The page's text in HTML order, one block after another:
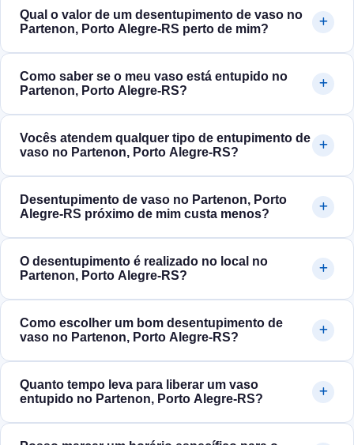
Qual o valor de um desentupimento de vaso no
Partenon, Porto Alegre‑RS perto de mim?
Como saber se o meu vaso está entupido no
Partenon, Porto Alegre‑RS?
Vocês atendem qualquer tipo de entupimento de
vaso no Partenon, Porto Alegre‑RS?
Desentupimento de vaso no Partenon, Porto
Alegre‑RS próximo de mim custa menos?
O desentupimento é realizado no local no
Partenon, Porto Alegre‑RS?
Como escolher um bom desentupimento de
vaso no Partenon, Porto Alegre‑RS?
Quanto tempo leva para liberar um vaso
entupido no Partenon, Porto Alegre‑RS?